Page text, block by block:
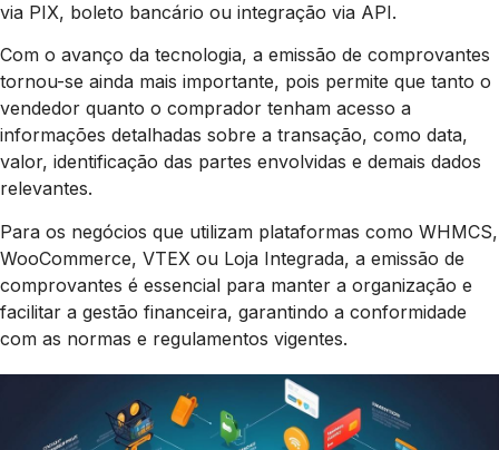
via PIX, boleto bancário ou integração via API.
Com o avanço da tecnologia, a emissão de comprovantes
tornou-se ainda mais importante, pois permite que tanto o
vendedor quanto o comprador tenham acesso a
informações detalhadas sobre a transação, como data,
valor, identificação das partes envolvidas e demais dados
relevantes.
Para os negócios que utilizam plataformas como WHMCS,
WooCommerce, VTEX ou Loja Integrada, a emissão de
comprovantes é essencial para manter a organização e
facilitar a gestão financeira, garantindo a conformidade
com as normas e regulamentos vigentes.